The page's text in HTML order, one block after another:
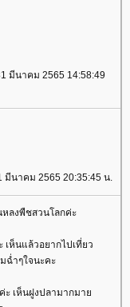
มีนาคม 2565 14:58:49
มีนาคม 2565 20:35:45 น.
ลงพืชสวนโลกค่ะ
ห็นแล้วอยากไปเที่ยว
ฉ่ำๆใจนะคะ
ะ เห็นฝูงปลามากมา